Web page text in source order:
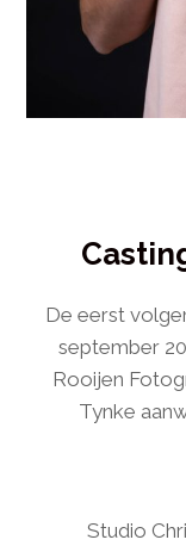
De eerst
september
Rooijen
Tynke
Studio